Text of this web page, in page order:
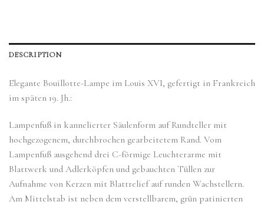
DESCRIPTION
Elegante Bouillotte-Lampe im Louis XVI, gefertigt in Frankreich
im späten 19. Jh.:
Lampenfuß in kannelierter Säulenform auf Rundteller mit
hochgezogenem, durchbrochen gearbeitetem Rand. Vom
Lampenfuß ausgehend drei C-förmige Leuchterarme mit
Blattwerk und Adlerköpfen und gebauchten Tüllen zur
Aufnahme von Kerzen mit Blattrelief auf runden Wachstellern.
Am Mittelstab ist neben dem verstellbarem, grün patinierten